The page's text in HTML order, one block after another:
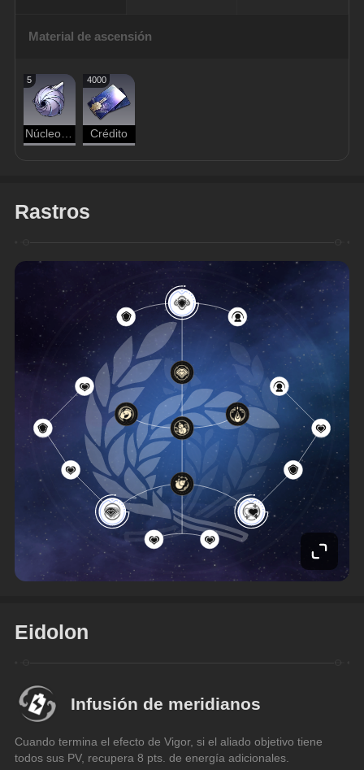
Material de ascensión
5
Núcleo apagado
4000
Crédito
Rastros
Eidolon
Infusión de meridianos
Cuando termina el efecto de Vigor, si el aliado objetivo tiene
todos sus PV, recupera 8 pts. de energía adicionales.